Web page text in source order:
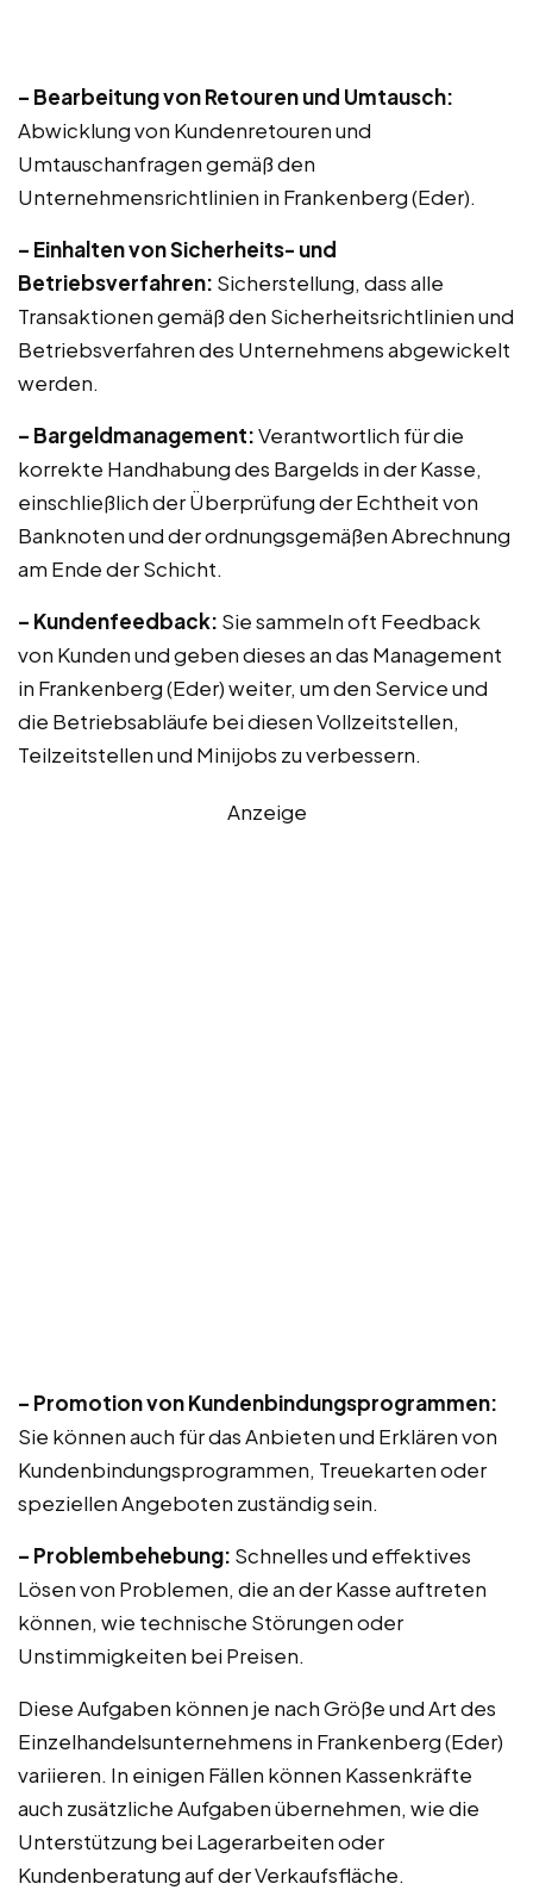
– Bearbeitung von Retouren und Umtausch:
Abwicklung von Kundenretouren und
Umtauschanfragen gemäß den
Unternehmensrichtlinien in Frankenberg (Eder).
– Einhalten von Sicherheits- und
Betriebsverfahren: Sicherstellung, dass alle
Transaktionen gemäß den Sicherheitsrichtlinien und
Betriebsverfahren des Unternehmens abgewickelt
werden.
– Bargeldmanagement:Verantwortlich für die
korrekte Handhabung des Bargelds in der Kasse,
einschließlich der Überprüfung der Echtheit von
Banknoten und der ordnungsgemäßen Abrechnung
am Ende der Schicht.
– Kundenfeedback: Sie sammeln oft Feedback
von Kunden und geben dieses an das Management
in Frankenberg (Eder) weiter, um den Service und
die Betriebsabläufe bei diesen Vollzeitstellen,
Teilzeitstellen und Minijobs zu verbessern.
Anzeige
– Promotion von Kundenbindungsprogrammen:
Sie können auch für das Anbieten und Erklären von
Kundenbindungsprogrammen, Treuekarten oder
speziellen Angeboten zuständig sein.
– Problembehebung: Schnelles und effektives
Lösen von Problemen, die an der Kasse auftreten
können, wie technische Störungen oder
Unstimmigkeiten bei Preisen.
Diese Aufgaben können je nach Größe und Art des
Einzelhandelsunternehmens in Frankenberg (Eder)
variieren. In einigen Fällen können Kassenkräfte
auch zusätzliche Aufgaben übernehmen, wie die
Unterstützung bei Lagerarbeiten oder
Kundenberatung auf der Verkaufsfläche.